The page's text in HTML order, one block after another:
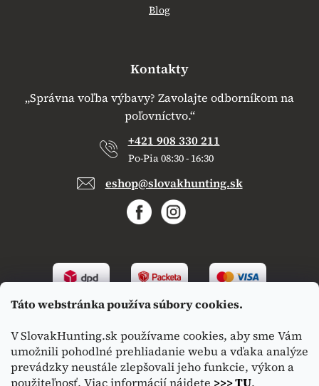
Táto webstránka používa súbory cookies.
V SlovakHunting.sk používame cookies, aby sme Vám
umožnili pohodlné prehliadanie webu a vďaka analýze
prevádzky neustále zlepšovali jeho funkcie, výkon a
použiteľnosť. Viac informácií nájdete >>> TU.
Blog
Kontakty
„Správna voľba výbavy? Zavolajte odborníkom na
poľovníctvo.“
+421 908 330 211
Po-Pia 08:30 - 16:30
eshop@slovakhunting.sk